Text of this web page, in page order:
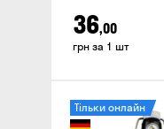
36,00
грн за 1 шт
Тільки онлайн